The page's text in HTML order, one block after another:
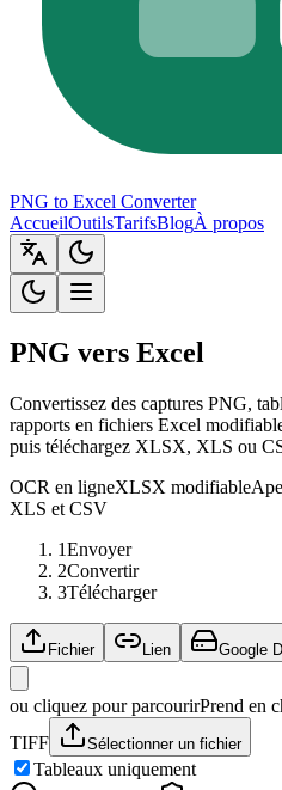
PNG to Excel Converter
AccueilOutilsTarifsBlogÀ propos
PNG vers Excel
Convertissez des captures PNG,
rapports en fichiers Excel
puis téléchargez XLSX, XLS ou
OCR en ligneXLSX modifiable
XLS et CSV
1Envoyer
2Convertir
3Télécharger
Fichier Lien Google
ou cliquez pour parcourirPrend en
TIFF
Sélectionner un fichier
Tableaux uniquement